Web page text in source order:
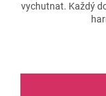
vychutnat. Každý